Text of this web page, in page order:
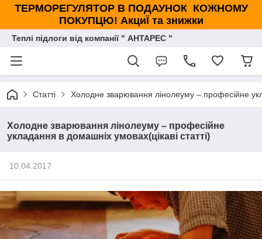
ТЕРМОРЕГУЛЯТОР В ПОДАУНОК КОЖНОМУ
ПОКУПЦЮ! АкциЇ та знижки
Теплі підлоги від компанії " АНТАРЕС "
Статті Холодне зварювання лінолеуму – професійне
Холодне зварювання лінолеуму – професійне
укладання в домашніх умовах(цікаві статті)
10.04.2017